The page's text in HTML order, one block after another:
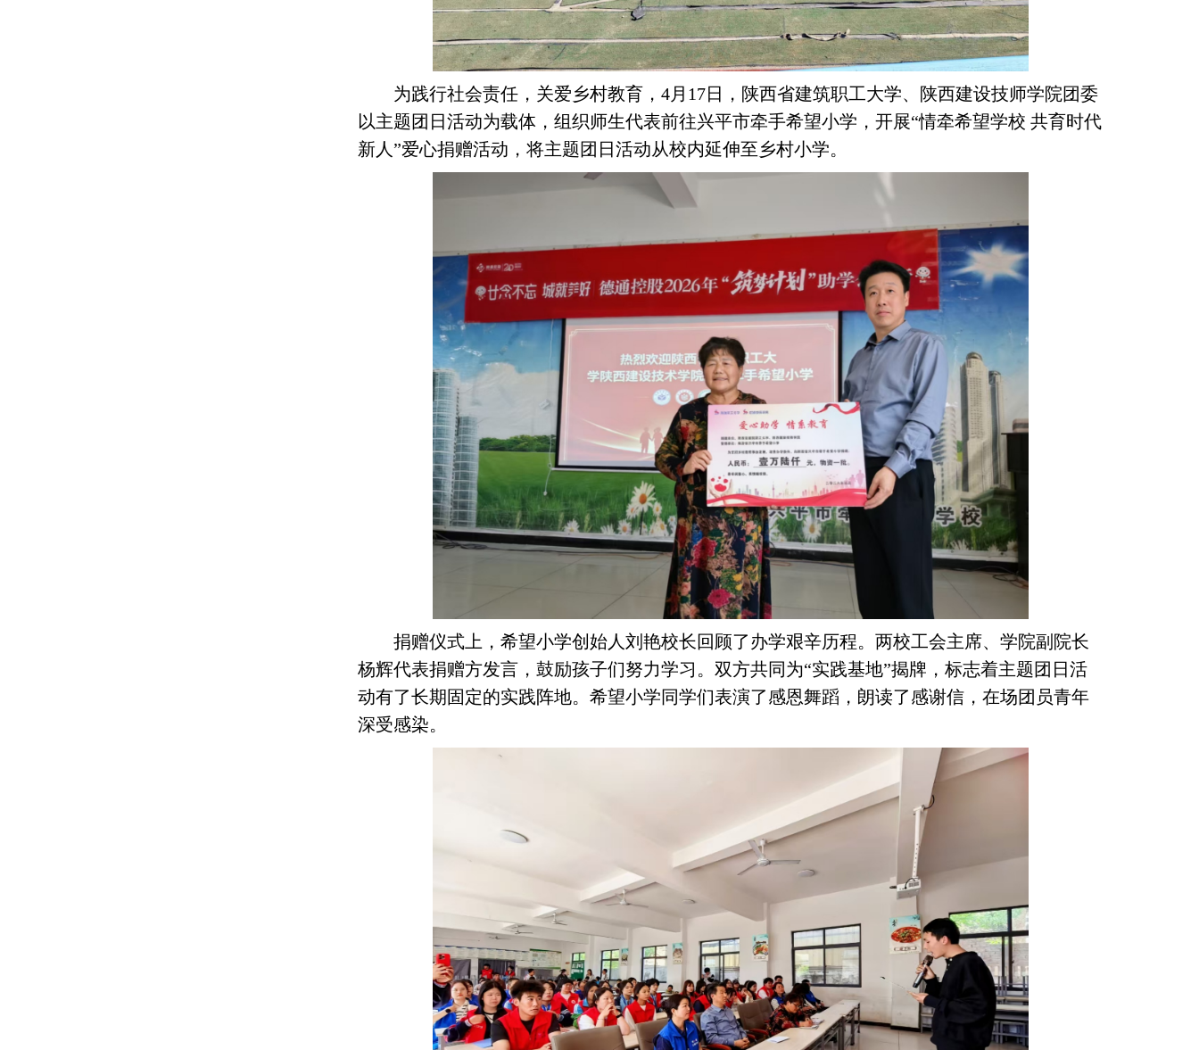
为践行社会责任，关爱乡村教育，4月17日，陕西省建筑职工大学、陕西建设技师学院团委
以主题团日活动为载体，组织师生代表前往兴平市牵手希望小学，开展“情牵希望学校 共育时代
新人”爱心捐赠活动，将主题团日活动从校内延伸至乡村小学。
捐赠仪式上，希望小学创始人刘艳校长回顾了办学艰辛历程。两校工会主席、学院副院长
杨辉代表捐赠方发言，鼓励孩子们努力学习。双方共同为“实践基地”揭牌，标志着主题团日活
动有了长期固定的实践阵地。希望小学同学们表演了感恩舞蹈，朗读了感谢信，在场团员青年
深受感染。